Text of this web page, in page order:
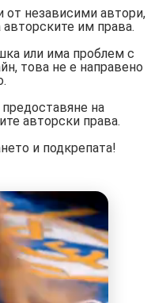
от независими автори,
им права.
или има проблем с
това не е направено
на
авторски права.
и подкрепата!